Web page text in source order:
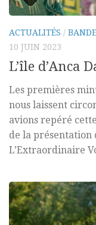
ACTUALITÉS /
10 JUIN 2023
L’île d’Anca
Les premières
nous laissent
avions repéré
de la présentation
L’Extraordinaire